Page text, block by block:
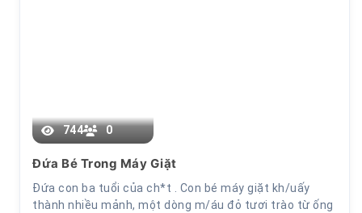
744 0
Đứa Bé Trong Máy Giặt
Đứa con ba tuổi của ch*t . Con bé máy giặt kh/uấy
thành nhiều mảnh, một dòng m/áu đỏ tươi trào từ ống